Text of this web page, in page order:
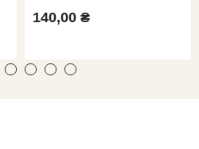
140,00 ₴